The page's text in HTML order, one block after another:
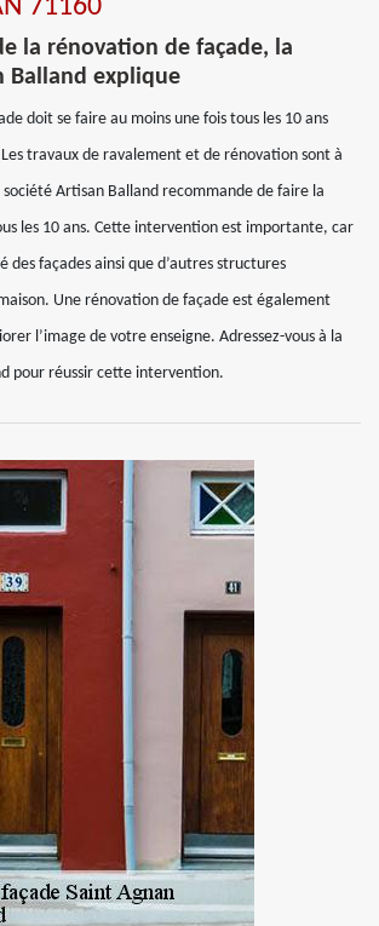
71160
la rénovation de façade, la
Balland explique
doit se faire au moins une fois tous les 10 ans
travaux de ravalement et de rénovation sont à
société Artisan Balland recommande de faire la
les 10 ans. Cette intervention est importante, car
des façades ainsi que d’autres structures
Une rénovation de façade est également
l’image de votre enseigne. Adressez-vous à la
pour réussir cette intervention.